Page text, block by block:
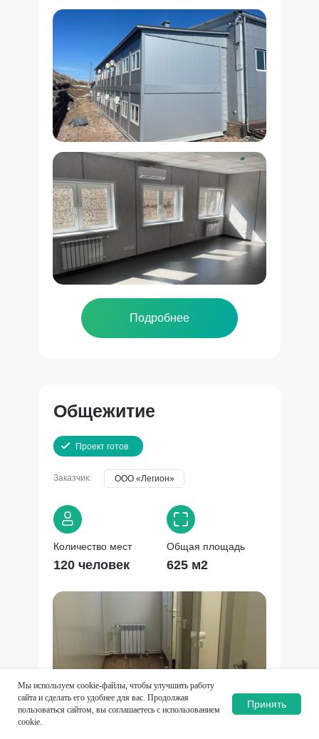
Мы используем cookie-файлы, чтобы улучшить работу
сайта и сделать его удобнее для вас. Продолжая
пользоваться сайтом, вы соглашаетесь с использованием
cookie.
Принять
Подробнее
Проект готов
Общежитие
625 м2
Заказчик:
Общая площадь
ООО «Легион»
120 человек
Количество мест